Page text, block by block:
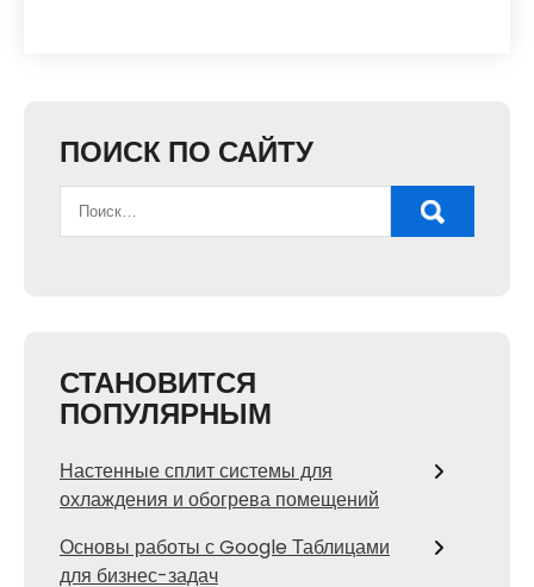
ПОИСК ПО САЙТУ
СТАНОВИТСЯ
ПОПУЛЯРНЫМ
Настенные сплит системы для
охлаждения и обогрева помещений
Основы работы с Google Таблицами
для бизнес-задач